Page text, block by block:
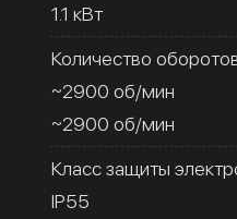
1.1 кВт
Количество
~2900 об/мин
~2900 об/мин
Класс защиты
IP55